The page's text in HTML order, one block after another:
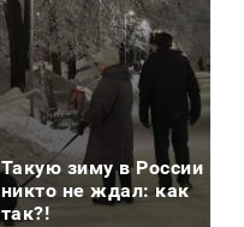
Такую зиму в России
никто не ждал: как
так?!